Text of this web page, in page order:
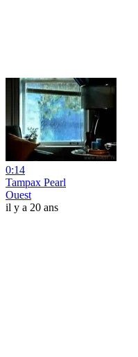
0:14
Tampax Pearl
Ouest
il y a 20 ans